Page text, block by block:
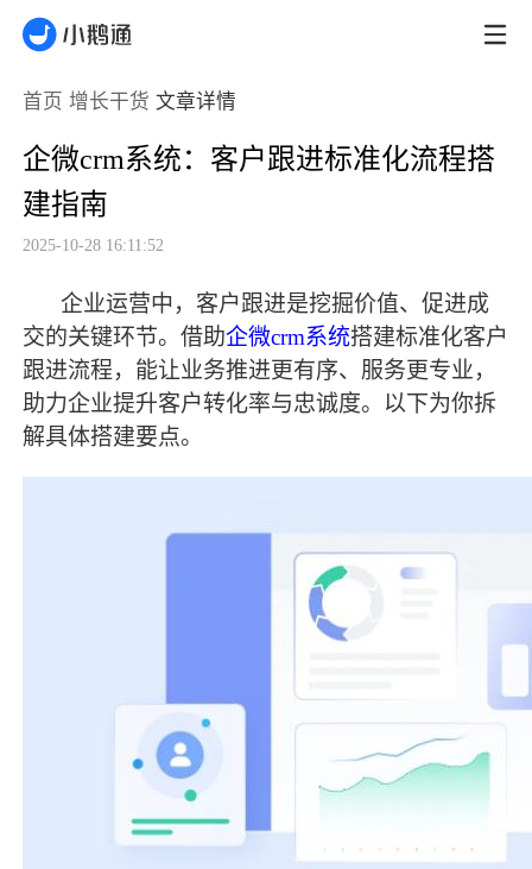
首页 增长干货 文章详情
企微crm系统：客户跟进标准化流程搭
建指南
2025-10-28 16:11:52
企业运营中，客户跟进是挖掘价值、促进成
交的关键环节。借助企微crm系统搭建标准化客户
跟进流程，能让业务推进更有序、服务更专业，
助力企业提升客户转化率与忠诚度。以下为你拆
解具体搭建要点。